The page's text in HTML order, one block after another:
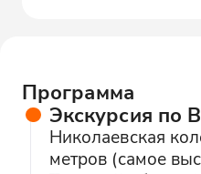
Программа
Экскурсия по
Николаевская
метров (самое